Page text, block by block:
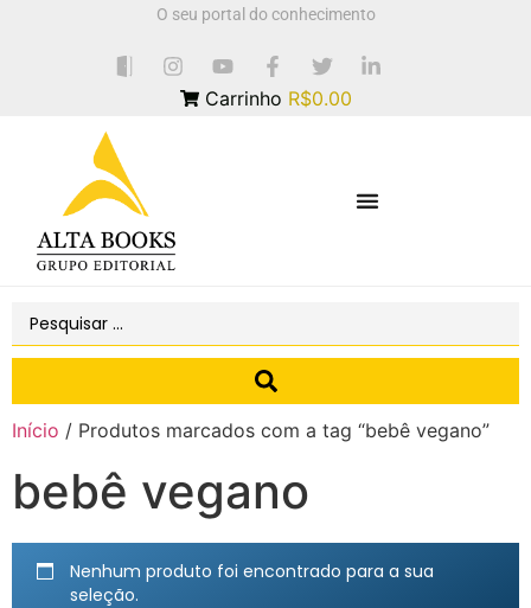
O seu portal do conhecimento
Carrinho R$0.00
Início / Produtos marcados com a tag “bebê vegano”
bebê vegano
Nenhum produto foi encontrado para a sua
seleção.